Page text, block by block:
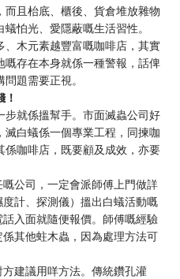
而且枱底、櫃後、貨倉堆放雜物
怕光、愛隱蔽嘅生活習性。
木元素越豐富嘅咖啡店，其實
存在本身就係一種警報，話俾
題需要正視。
就係搵幫手。市面滅蟲公司好
白蟻係一個專業工程，同揀咖
咖啡店，既要顧及成效，亦要
嘅公司，一定會派師傅上門做詳
計、探測儀）搵出白蟻活動嘅
入面就隨便報價。師傅嘅經驗
其他蛀木蟲，因為處理方法可
方建議用咩方法。傳統鑽孔灌